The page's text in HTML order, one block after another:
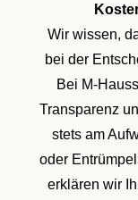
Wir wissen,
bei der
Bei M-
Transparenz
stets am
oder
erklären wir